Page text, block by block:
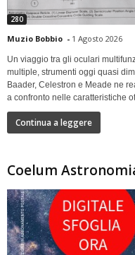
280
Muzio Bobbio - 1 Agosto 2026
Un viaggio tra gli oculari
multiple, strumenti oggi quasi
Baader, Celestron e Meade ne
a confronto nelle caratteristiche
Continua a leggere
Coelum